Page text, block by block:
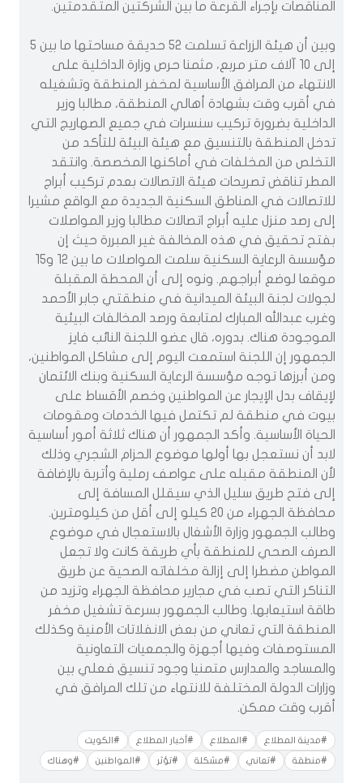
المناقصات بإجراء القرعة ما بين الشركتين المتقدمتين.
وبين أن هيئة الزراعة تسلمت 52 حديقة مساحتها ما بين 5
إلى 10 آلاف متر مربع، مثمنا حرص وزارة الداخلية على
الانتهاء من المرافق الأساسية لمخفر المنطقة وتشغيله
في أقرب وقت بشهادة أهالي المنطقة، مطالبا وزير
الداخلية بضرورة تركيب سنسرات في جميع الصهاريج التي
تدخل المنطقة بالتنسيق مع هيئة البيئة للتأكد من
التخلص من المخلفات في أماكنها المخصصة. وانتقد
المطر تناقض تصريحات هيئة الاتصالات بعدم تركيب أبراج
للاتصالات في المناطق السكنية الجديدة مع الواقع مشيرا
إلى رصد منزل عليه أبراج اتصالات مطالبا وزير المواصلات
بفتح تحقيق في هذه المخالفة غير المبررة حيث إن
مؤسسة الرعاية السكنية سلمت المواصلات ما بين 12 و15
موقعا لوضع أبراجهم. ونوه إلى أن المحطة المقبلة
لجولات لجنة البيئة الميدانية في منطقتي جابر الأحمد
وغرب عبدالله المبارك لمتابعة ورصد المخالفات البيئية
الموجودة هناك. بدوره، قال عضو اللجنة النائب فايز
الجمهور إن اللجنة استمعت اليوم إلى مشاكل المواطنين،
ومن أبرزها توجه مؤسسة الرعاية السكنية وبنك الائتمان
لإيقاف بدل الإيجار عن المواطنين وخصم الأقساط على
بيوت في منطقة لم تكتمل فيها الخدمات ومقومات
الحياة الأساسية. وأكد الجمهور أن هناك ثلاثة أمور أساسية
لابد أن نستعجل بها أولها موضوع الحزام الشجري وذلك
لأن المنطقة مقبله على عواصف رملية وأتربة بالإضافة
إلى فتح طريق سليل الذي سيقلل المسافة إلى
محافظة الجهراء من 20 كيلو إلى أقل من كيلومترين.
وطالب الجمهور وزارة الأشغال بالاستعجال في موضوع
الصرف الصحي للمنطقة بأي طريقة كانت ولا تجعل
المواطن مضطرا إلى إزالة مخلفاته الصحية عن طريق
التناكر التي تصب في مجارير محافظة الجهراء وتزيد من
طاقة استيعابها. وطالب الجمهور بسرعة تشغيل مخفر
المنطقة التي تعاني من بعض الانفلاتات الأمنية وكذلك
المستوصفات وفيها أجهزة والجمعيات التعاونية
والمساجد والمدارس متمنيا وجود تنسيق فعلي بين
وزارات الدولة المختلفة للانتهاء من تلك المرافق في
أقرب وقت ممكن.
#مدينة المطلاع #المطلاع #أخبار المطلاع #الكويت
#منطقة #تعاني #مشكلة #تؤثر #المواطنين #وهناك